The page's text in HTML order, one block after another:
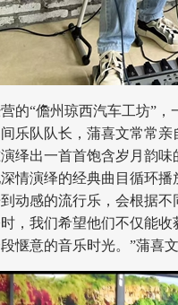
“儋州琼西汽车工坊”，
乐队队长，蒲喜文常常
绎出一首首饱含岁月韵味
情演绎的经典曲目循环
动感的流行乐，会根据
，我们希望他们不仅能
惬意的音乐时光。”蒲喜文